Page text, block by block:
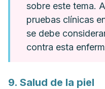
sobre este tema.
pruebas clínicas
se debe
contra esta
9. Salud de la piel